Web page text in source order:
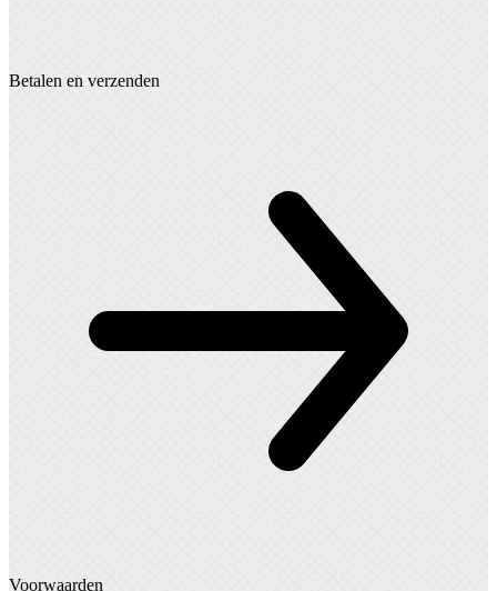
Betalen en verzenden
Voorwaarden